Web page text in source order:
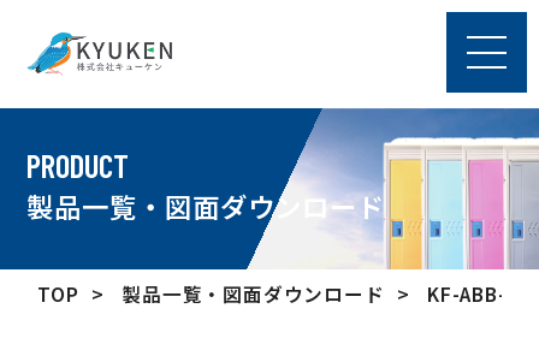
PRODUCT
製品一覧・図面ダウンロード
TOP 製品一覧・図面ダウンロード KF-ABB-3